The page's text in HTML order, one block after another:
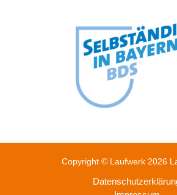
Copyright © Laufwerk 2026